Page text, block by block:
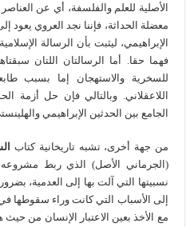
الأصلية للعلم والفلسفة، أي عن
معضلة الحداثة، فإننا نجد العروي يعود
الإبراهيمي، ليثبت بأن الرسالة
فهما حقا. أما الرسالتان اللتان
للسخرية والاستهجان إما بسبب
اللاعقلاني. وبالتالي فإن حل أزمة
الجامع بين الحدثين الإبراهيمي
من جهة أخرى، تشبه تاريخانية كتاب
(الجرماني الأصل) الذي ربط مشروعه
نسبيتها التي آلت بها إلى العدمية،
إلى الأسباب التي كانت وراء سقوطها في
مع الأخذ بعين الاعتبار الإنسان من